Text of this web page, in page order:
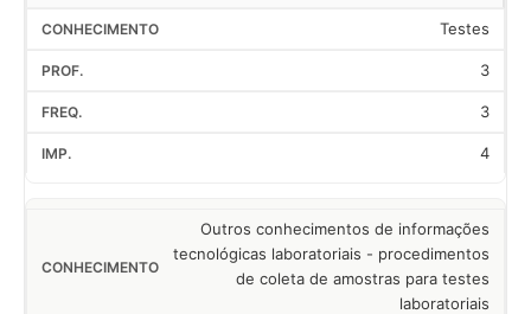
Testes
3
3
4
Outros conhecimentos de informações
tecnológicas laboratoriais - procedimentos
de coleta de amostras para testes
laboratoriais